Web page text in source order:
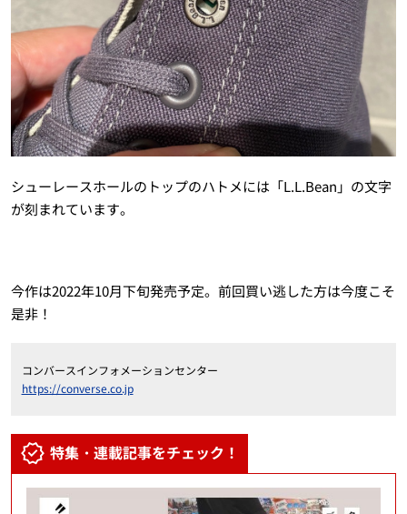
シューレースホールのトップのハトメには「L.L.Bean」の文字
が刻まれています。
今作は2022年10月下旬発売予定。前回買い逃した方は今度こそ
是非！
コンバースインフォメーションセンター
https://converse.co.jp
特集・連載記事をチェック！